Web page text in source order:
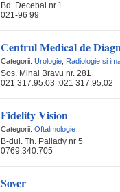
Bd. Decebal nr.1
021-96 99
Centrul Medical de
Categorii: Urologie Radiologie si
Sos. Mihai Bravu nr. 281
021 317.95.03 ;021 317.95.02
Fidelity Vision
Categorii: Oftalmologie
B-dul. Th. Pallady nr 5
0769.340.705
Sover